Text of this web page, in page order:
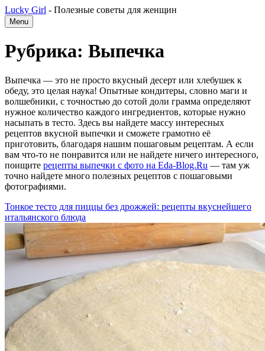
Lucky Girl - Полезные советы для женщин
Menu
Рубрика: Выпечка
Выпечка — это не просто вкусный десерт или хлебушек к
обеду, это целая наука! Опытные кондитеры, словно маги и
волшебники, с точностью до сотой доли грамма определяют
нужное количество каждого ингредиентов, которые нужно
насыпать в тесто. Здесь вы найдете массу интересных
рецептов вкусной выпечки и сможете грамотно её
приготовить, благодаря нашим пошаговым рецептам. А если
вам что-то не понравится или не найдете ничего интересного,
поищите рецепты выпечки с фото на Eda-Blog.Ru — там уж
точно найдете много полезных рецептов с пошаговыми
фотографиями.
Тонкое тесто для пиццы без дрожжей: рецепты вкуснейшего
итальянского блюда